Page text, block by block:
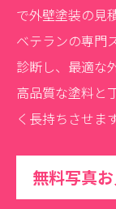
で外壁塗装の見
ベテランの専門
診断し、最適な
高品質な塗料と
く長持ちさせます
無料写真